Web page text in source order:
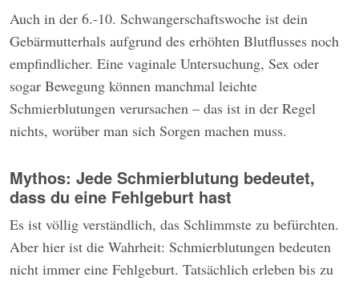
Auch in der 6.-10. Schwangerschaftswoche ist dein
Gebärmutterhals aufgrund des erhöhten Blutflusses noch
empfindlicher. Eine vaginale Untersuchung, Sex oder
sogar Bewegung können manchmal leichte
Schmierblutungen verursachen – das ist in der Regel
nichts, worüber man sich Sorgen machen muss.
Mythos: Jede Schmierblutung bedeutet,
dass du eine Fehlgeburt hast
Es ist völlig verständlich, das Schlimmste zu befürchten.
Aber hier ist die Wahrheit: Schmierblutungen bedeuten
nicht immer eine Fehlgeburt. Tatsächlich erleben bis zu